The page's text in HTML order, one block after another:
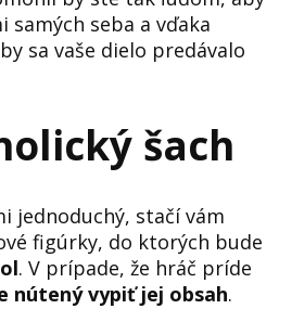
seba a vďaka
sa vaše dielo predávalo
šach
jednoduchý, stačí vám
figúrky, do ktorých bude
. V prípade, že hráč príde
nútený vypiť jej obsah.